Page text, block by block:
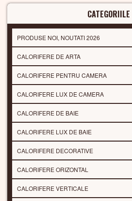
CATEGORIILE
PRODUSE NOI, NOUTATI 2026
CALORIFERE DE ARTA
CALORIFERE PENTRU CAMERA
CALORIFERE LUX DE CAMERA
CALORIFERE DE BAIE
CALORIFERE LUX DE BAIE
CALORIFERE DECORATIVE
CALORIFERE ORIZONTAL
CALORIFERE VERTICALE